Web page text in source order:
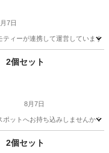
7日
ティーが連携して運営してい
個セット
8月7日
トへお持ち込みしませんか？
個セット